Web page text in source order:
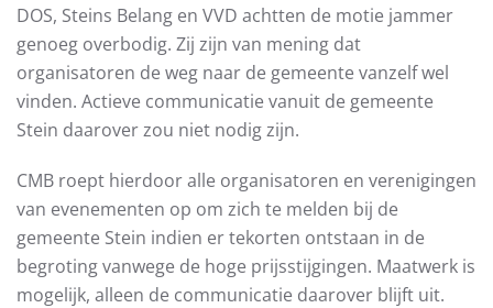
DOS, Steins Belang en VVD achtten de motie jammer
genoeg overbodig. Zij zijn van mening dat
organisatoren de weg naar de gemeente vanzelf wel
vinden. Actieve communicatie vanuit de gemeente
Stein daarover zou niet nodig zijn.
CMB roept hierdoor alle organisatoren en verenigingen
van evenementen op om zich te melden bij de
gemeente Stein indien er tekorten ontstaan in de
begroting vanwege de hoge prijsstijgingen. Maatwerk is
mogelijk, alleen de communicatie daarover blijft uit.